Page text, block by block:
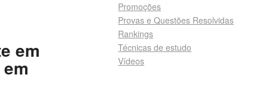
em
Promoções
Provas e Questões Resolvidas
Rankings
Técnicas de estudo
Vídeos